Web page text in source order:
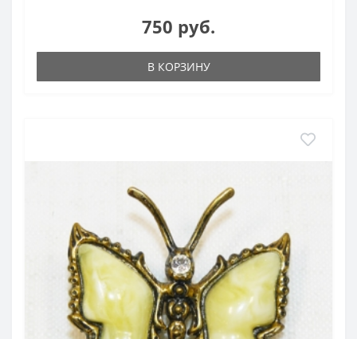
750 руб.
В КОРЗИНУ